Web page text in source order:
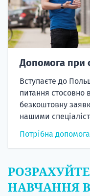
Допомога при
Вступаєте до
питання стосовно
безкоштовну
нашими
Потрібна допомога
НАВЧАННЯ